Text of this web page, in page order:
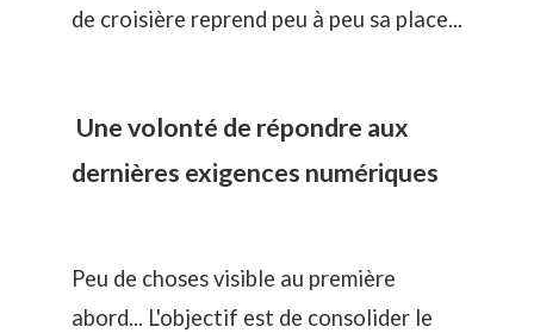
de croisière reprend peu à peu sa place...
Une volonté de répondre aux
dernières exigences numériques
Peu de choses visible au première
abord... L'objectif est de consolider le